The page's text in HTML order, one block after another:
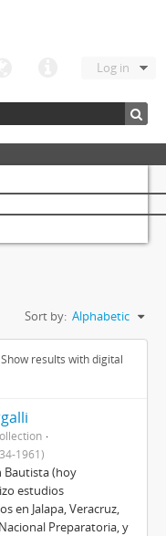
Log in
Sort by: Alphabetic
Show results with digital
1961)
Bautista (hoy
estudios
en Jalapa, Veracruz,
Preparatoria, y